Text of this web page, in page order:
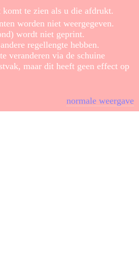
te zien als u die afdrukt.
worden niet weergegeven.
wordt niet geprint.
regellengte hebben.
veranderen via de schuine
maar dit heeft geen effect op
normale weergave